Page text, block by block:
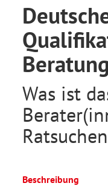
Was ist
Beschreibung